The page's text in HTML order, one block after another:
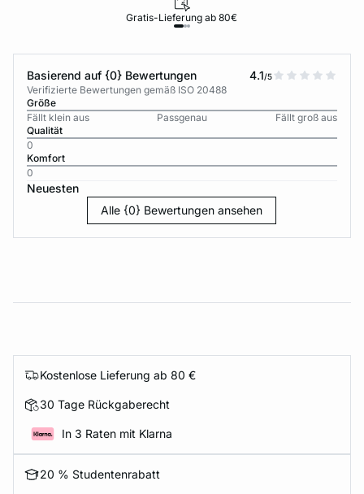
Gratis-Lieferung ab 80€
Basierend auf {0} Bewertungen 4.1/5
Verifizierte Bewertungen gemäß ISO 20488
Größe
Fällt klein aus
Passgenau
Fällt groß aus
Qualität
0
Komfort
0
Neuesten
Alle {0} Bewertungen ansehen
Kostenlose Lieferung ab 80 €
30 Tage Rückgaberecht
In 3 Raten mit Klarna
20 % Studentenrabatt